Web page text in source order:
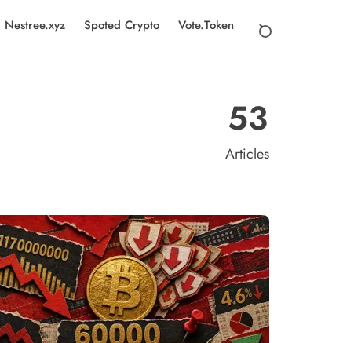
Nestree.xyz Spoted Crypto Vote.Token
53
Articles